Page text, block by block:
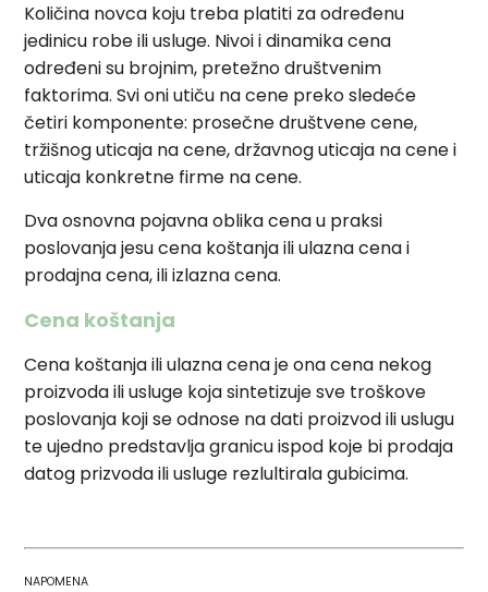
Količina novca koju treba platiti za određenu
jedinicu robe ili usluge. Nivoi i dinamika cena
određeni su brojnim, pretežno društvenim
faktorima. Svi oni utiču na cene preko sledeće
četiri komponente: prosečne društvene cene,
tržišnog uticaja na cene, državnog uticaja na cene i
uticaja konkretne firme na cene.
Dva osnovna pojavna oblika cena u praksi
poslovanja jesu cena koštanja ili ulazna cena i
prodajna cena, ili izlazna cena.
Cena koštanja
Cena koštanja ili ulazna cena je ona cena nekog
proizvoda ili usluge koja sintetizuje sve troškove
poslovanja koji se odnose na dati proizvod ili uslugu
te ujedno predstavlja granicu ispod koje bi prodaja
datog prizvoda ili usluge rezlultirala gubicima.
NAPOMENA